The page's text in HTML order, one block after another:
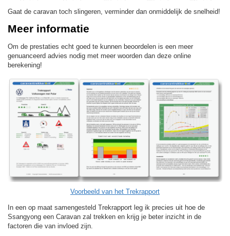
Gaat de caravan toch slingeren, verminder dan onmiddelijk de snelheid!
Meer informatie
Om de prestaties echt goed te kunnen beoordelen is een meer
genuanceerd advies nodig met meer woorden dan deze online
berekening!
Voorbeeld van het Trekrapport
In een op maat samengesteld Trekrapport leg ik precies uit hoe de
Ssangyong een Caravan zal trekken en krijg je beter inzicht in de
factoren die van invloed zijn.